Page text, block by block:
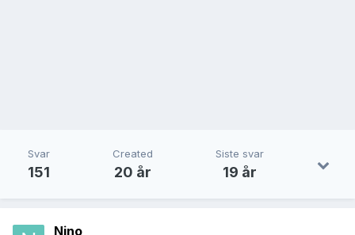
Svar
151
Created
20 år
Siste svar
19 år
Nino